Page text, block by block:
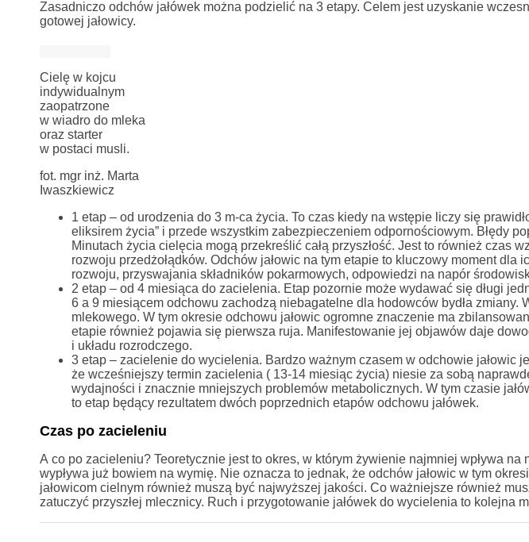
Zasadniczo odchów jałówek można podzielić na 3 etapy. Celem jest uzyskanie
gotowej jałowicy.
Cielę w kojcu
indywidualnym
zaopatrzone
w wiadro do mleka
oraz starter
w postaci musli.
fot. mgr inż. Marta
Iwaszkiewicz
1 etap – od urodzenia do 3 m-ca życia. To czas kiedy na wstępie liczy się
eliksirem życia” i przede wszystkim zabezpieczeniem odpornościowym. Błędy
Minutach życia cielęcia mogą przekreślić całą przyszłość. Jest to również czas
rozwoju przedżołądków. Odchów jałowic na tym etapie to kluczowy moment dla
rozwoju, przyswajania składników pokarmowych, odpowiedzi na napór
2 etap – od 4 miesiąca do zacielenia. Etap pozornie może wydawać się długi
6 a 9 miesiącem odchowu zachodzą niebagatelne dla hodowców bydła zmiany.
mlekowego. W tym okresie odchowu jałowic ogromne znaczenie ma
etapie również pojawia się pierwsza ruja. Manifestowanie jej objawów daje
i układu rozrodczego.
3 etap – zacielenie do wycielenia. Bardzo ważnym czasem w odchowie jałowic
że wcześniejszy termin zacielenia ( 13-14 miesiąc życia) niesie za sobą
wydajności i znacznie mniejszych problemów metabolicznych. W tym czasie
to etap będący rezultatem dwóch poprzednich etapów odchowu jałówek.
Czas po zacieleniu
A co po zacieleniu? Teoretycznie jest to okres, w którym żywienie najmniej wpływa
wypływa już bowiem na wymię. Nie oznacza to jednak, że odchów jałowic w tym
jałowicom cielnym również muszą być najwyższej jakości. Co ważniejsze również
zatuczyć przyszłej mlecznicy. Ruch i przygotowanie jałówek do wycielenia to kolejna